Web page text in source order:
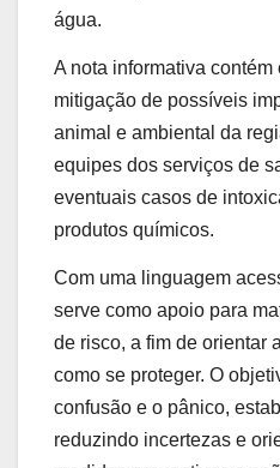
água.
A nota informativa contém
mitigação de possíveis
animal e ambiental da
equipes dos serviços de
eventuais casos de
produtos químicos.
Com uma linguagem
serve como apoio para
de risco, a fim de orientar
como se proteger. O
confusão e o pânico,
reduzindo incertezas e